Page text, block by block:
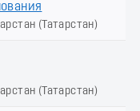
(Татарстан)
(Татарстан)